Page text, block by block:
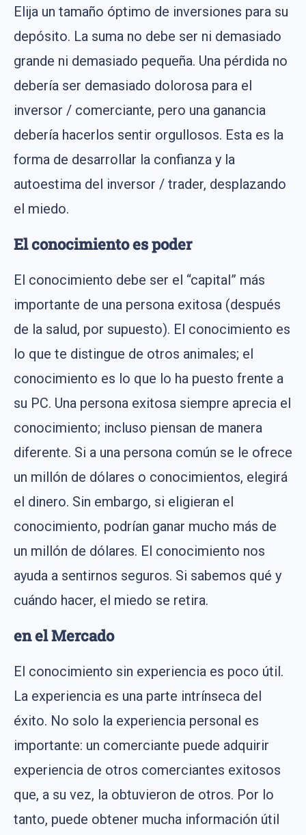
Elija un tamaño óptimo de inversiones para su
depósito. La suma no debe ser ni demasiado
grande ni demasiado pequeña. Una pérdida no
debería ser demasiado dolorosa para el
inversor / comerciante, pero una ganancia
debería hacerlos sentir orgullosos. Esta es la
forma de desarrollar la confianza y la
autoestima del inversor / trader, desplazando
el miedo.
El conocimiento es poder
El conocimiento debe ser el “capital” más
importante de una persona exitosa (después
de la salud, por supuesto). El conocimiento es
lo que te distingue de otros animales; el
conocimiento es lo que lo ha puesto frente a
su PC. Una persona exitosa siempre aprecia el
conocimiento; incluso piensan de manera
diferente. Si a una persona común se le ofrece
un millón de dólares o conocimientos, elegirá
el dinero. Sin embargo, si eligieran el
conocimiento, podrían ganar mucho más de
un millón de dólares. El conocimiento nos
ayuda a sentirnos seguros. Si sabemos qué y
cuándo hacer, el miedo se retira.
en el Mercado
El conocimiento sin experiencia es poco útil.
La experiencia es una parte intrínseca del
éxito. No solo la experiencia personal es
importante: un comerciante puede adquirir
experiencia de otros comerciantes exitosos
que, a su vez, la obtuvieron de otros. Por lo
tanto, puede obtener mucha información útil